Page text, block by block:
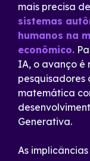
mais precisa
sistemas
humanos na
econômico.
IA, o avanço é
matemática
Generativa.
As